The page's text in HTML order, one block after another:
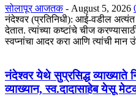
सोलापूर आजतक - August 5, 2026
नंदेश्वर (प्रतिनिधी): आई-वडील अत्यंत
देतात. त्यांच्या कष्टांचे चीज
स्वप्नांचा आदर करा आणि त्यांची मान
नंदेश्वर येथे सुप्रसिद्ध व्याख्याते
व्याख्यान, स्व.दादासाहेब येसू